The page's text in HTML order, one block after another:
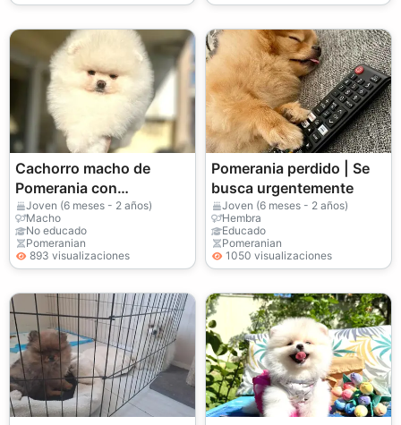
Cachorro macho de
Pomerania con
temperamento estable y
fuerte vínculo.
Joven (6 meses - 2 años)
Macho
No educado
Pomeranian
893 visualizaciones
Pomerania perdido | Se
busca urgentemente
Joven (6 meses - 2 años)
Hembra
Educado
Pomeranian
1050 visualizaciones